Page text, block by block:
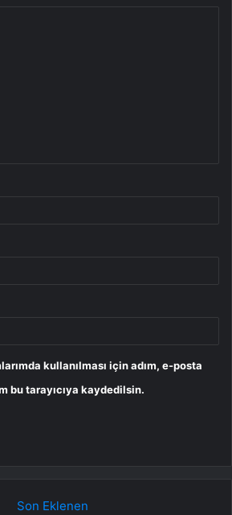
kullanılması için adım, e-posta
bu tarayıcıya kaydedilsin.
Son Eklenen